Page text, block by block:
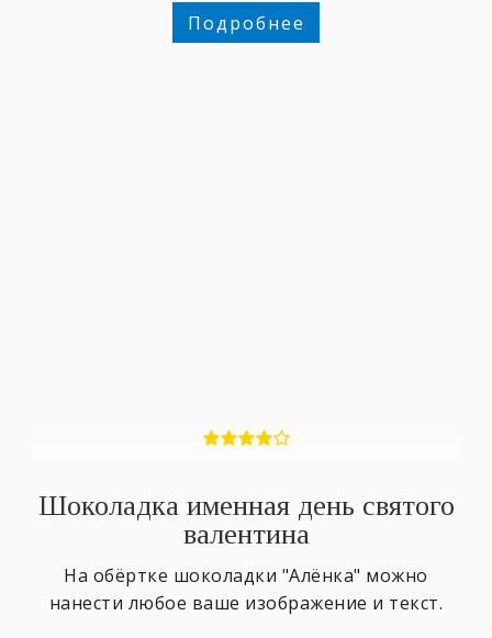
Подробнее
Шоколадка именная день святого
валентина
На обёртке шоколадки "Алёнка" можно
нанести любое ваше изображение и текст.